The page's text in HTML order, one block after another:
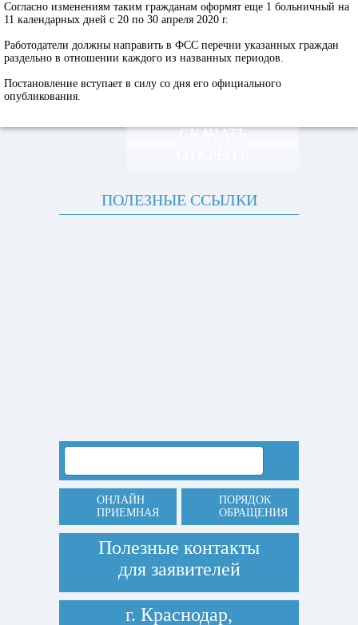
Согласно изменениям таким гражданам оформят еще 1 больничный на
11 календарных дней с 20 по 30 апреля 2020 г.
Работодатели должны направить в ФСС перечни указанных граждан
раздельно в отношении каждого из названных периодов.
Постановление вступает в силу со дня его официального
опубликования.
СКАЧАТЬ
ПОЛЕЗНЫЕ ССЫЛКИ
ОНЛАЙН
ПРИЕМНАЯ
ПОРЯДОК
ОБРАЩЕНИЯ
Полезные контакты
для заявителей
г. Краснодар,